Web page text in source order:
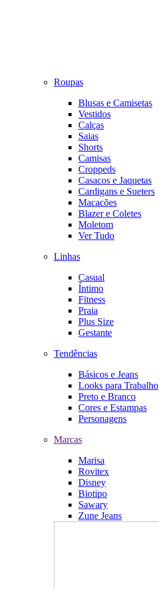
Roupas
Blusas e Camisetas
Vestidos
Calças
Saias
Shorts
Camisas
Croppeds
Casacos e Jaquetas
Cardigans e Sueters
Macacões
Blazer e Coletes
Moletom
Ver Tudo
Linhas
Casual
Íntimo
Fitness
Praia
Plus Size
Gestante
Tendências
Básicos e Jeans
Looks para Trabalho
Preto e Branco
Cores e Estampas
Personagens
Marcas
Marisa
Rovitex
Disney
Biotipo
Sawary
Zune Jeans